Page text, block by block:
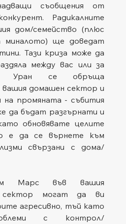
съобщения от
Радикалните
дом/семейство (плюс
миналото) ще доведат
Тази криза може да
между вас или за
Уран се обръща
домашен сектор и
на промяната - събития
да бъдат разгърнати и
обновявате целите
е да се върнете към
свързани с дома/
Марс във вашия
сектор могат да ви
агресивно, тъй като
с контрол/